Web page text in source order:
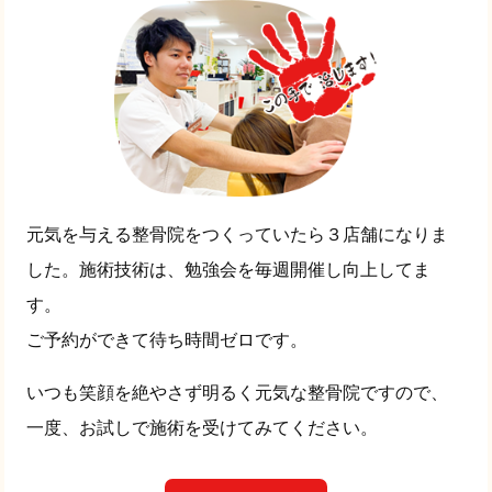
元気を与える整骨院をつくっていたら３店舗になりま
した。施術技術は、勉強会を毎週開催し向上してま
す。
ご予約ができて待ち時間ゼロです。
いつも笑顔を絶やさず明るく元気な整骨院ですので、
一度、お試しで施術を受けてみてください。